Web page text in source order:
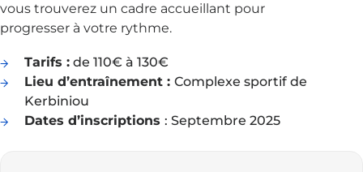
vous trouverez un cadre accueillant pour
progresser à votre rythme.
Tarifs : de 110€ à 130€
Lieu d’entraînement : Complexe sportif de
Kerbiniou
Dates d’inscriptions : Septembre 2025